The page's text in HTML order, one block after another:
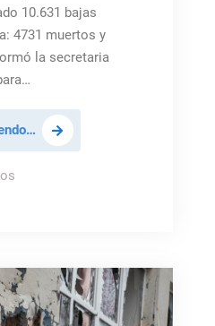
10.631 bajas
4731 muertos y
la secretaria
ONU:
Ningún
se
detiene
en
no
se
detiene
la
guerra